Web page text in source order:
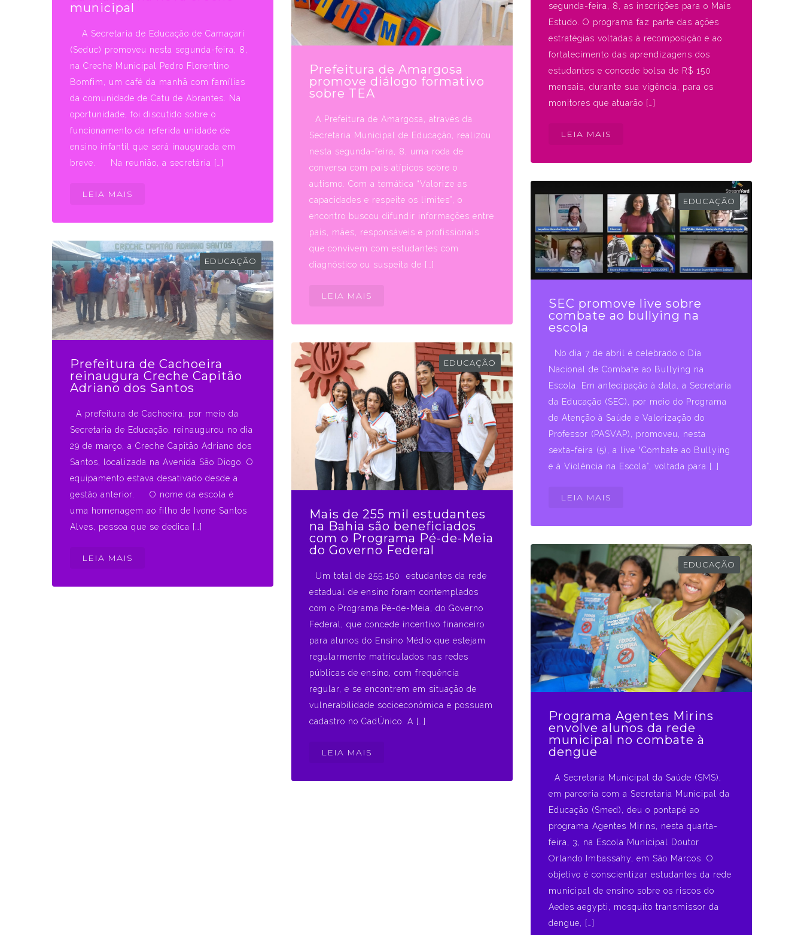
segunda-feira, 8, as inscrições para o Mais
Estudo. O programa faz parte das ações
estratégias voltadas à recomposição e ao
fortalecimento das aprendizagens dos
estudantes e concede bolsa de R$ 150
mensais, durante sua vigência, para os
monitores que atuarão […]
LEIA MAIS
municipal
A Secretaria de Educação de Camaçari
(Seduc) promoveu nesta segunda-feira, 8,
na Creche Municipal Pedro Florentino
Bomfim, um café da manhã com famílias
da comunidade de Catu de Abrantes. Na
oportunidade, foi discutido sobre o
funcionamento da referida unidade de
ensino infantil que será inaugurada em
breve. Na reunião, a secretária […]
LEIA MAIS
Prefeitura de Amargosa
promove diálogo formativo
sobre TEA
A Prefeitura de Amargosa, através da
Secretaria Municipal de Educação, realizou
nesta segunda-feira, 8, uma roda de
conversa com pais atípicos sobre o
autismo. Com a temática “Valorize as
capacidades e respeite os limites”, o
encontro buscou difundir informações entre
pais, mães, responsáveis e profissionais
que convivem com estudantes com
diagnóstico ou suspeita de […]
LEIA MAIS
EDUCAÇÃO
SEC promove live sobre
combate ao bullying na
escola
No dia 7 de abril é celebrado o Dia
Nacional de Combate ao Bullying na
Escola. Em antecipação à data, a Secretaria
da Educação (SEC), por meio do Programa
de Atenção à Saúde e Valorização do
Professor (PASVAP), promoveu, nesta
sexta-feira (5), a live “Combate ao Bullying
e à Violência na Escola”, voltada para […]
LEIA MAIS
EDUCAÇÃO
Prefeitura de Cachoeira
reinaugura Creche Capitão
Adriano dos Santos
A prefeitura de Cachoeira, por meio da
Secretaria de Educação, reinaugurou no dia
29 de março, a Creche Capitão Adriano dos
Santos, localizada na Avenida São Diogo. O
equipamento estava desativado desde a
gestão anterior. O nome da escola é
uma homenagem ao filho de Ivone Santos
Alves, pessoa que se dedica […]
LEIA MAIS
EDUCAÇÃO
Mais de 255 mil estudantes
na Bahia são beneficiados
com o Programa Pé-de-Meia
do Governo Federal
Um total de 255.150 estudantes da rede
estadual de ensino foram contemplados
com o Programa Pé-de-Meia, do Governo
Federal, que concede incentivo financeiro
para alunos do Ensino Médio que estejam
regularmente matriculados nas redes
públicas de ensino, com frequência
regular, e se encontrem em situação de
vulnerabilidade socioeconômica e possuam
cadastro no CadÚnico. A […]
LEIA MAIS
EDUCAÇÃO
Programa Agentes Mirins
envolve alunos da rede
municipal no combate à
dengue
A Secretaria Municipal da Saúde (SMS),
em parceria com a Secretaria Municipal da
Educação (Smed), deu o pontapé ao
programa Agentes Mirins, nesta quarta-
feira, 3, na Escola Municipal Doutor
Orlando Imbassahy, em São Marcos. O
objetivo é conscientizar estudantes da rede
municipal de ensino sobre os riscos do
Aedes aegypti, mosquito transmissor da
dengue, […]